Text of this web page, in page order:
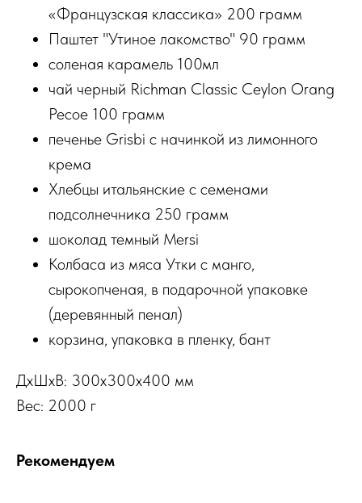
«Французская классика» 200 грамм
Паштет "Утиное лакомство" 90 грамм
соленая карамель 100мл
чай черный Richman Classic Ceylon Orang
Pecoe 100 грамм
печенье Grisbi с начинкой из лимонного
крема
Хлебцы итальянские с семенами
подсолнечника 250 грамм
шоколад темный Mersi
Колбаса из мяса Утки с манго,
сырокопченая, в подарочной упаковке
(деревянный пенал)
корзина, упаковка в пленку, бант
ДxШxВ: 300x300x400 мм
Вес: 2000 г
Рекомендуем